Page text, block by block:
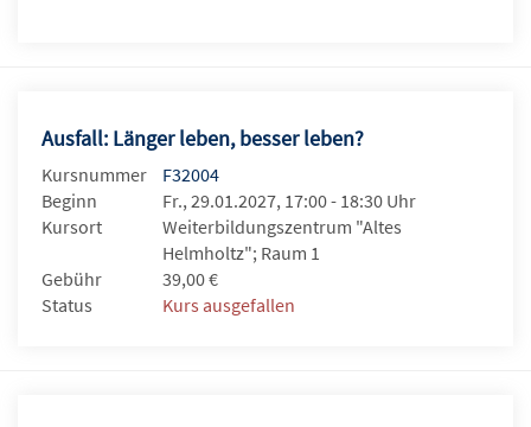
Ausfall: Länger leben, besser leben?
Kursnummer
F32004
Beginn
Fr., 29.01.2027, 17:00 - 18:30 Uhr
Kursort
Weiterbildungszentrum "Altes
Helmholtz"; Raum 1
Gebühr
39,00 €
Status
Kurs ausgefallen